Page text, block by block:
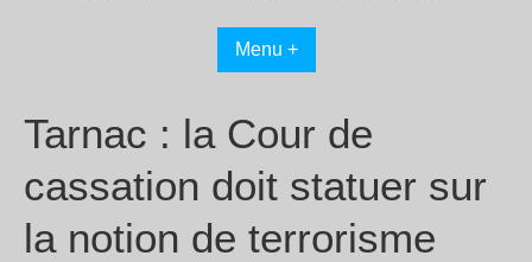
Menu +
Tarnac : la Cour de
cassation doit statuer sur
la notion de terrorisme